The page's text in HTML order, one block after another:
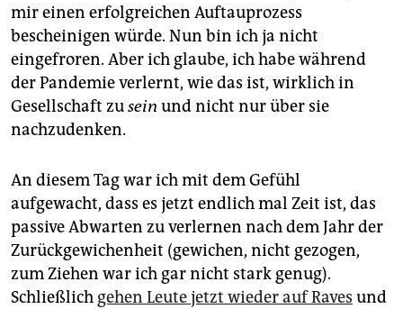
mir einen erfolgreichen Auftauprozess
bescheinigen würde. Nun bin ich ja nicht
eingefroren. Aber ich glaube, ich habe während
der Pandemie verlernt, wie das ist, wirklich in
Gesellschaft zusein und nicht nur über sie
nachzudenken.
An diesem Tag war ich mit dem Gefühl
aufgewacht, dass es jetzt endlich mal Zeit ist, das
passive Abwarten zu verlernen nach dem Jahr der
Zurückgewichenheit (gewichen, nicht gezogen,
zum Ziehen war ich gar nicht stark genug).
Schließlich gehen Leute jetzt wieder auf Raves und